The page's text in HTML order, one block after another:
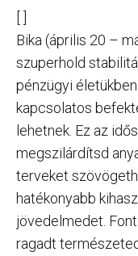
Bika (április 20 –
szuperhold
pénzügyi
kapcsolatos
lehetnek. Ez az
megszilárdítsd
terveket
hatékonyabb
jövedelmedet.
ragadt